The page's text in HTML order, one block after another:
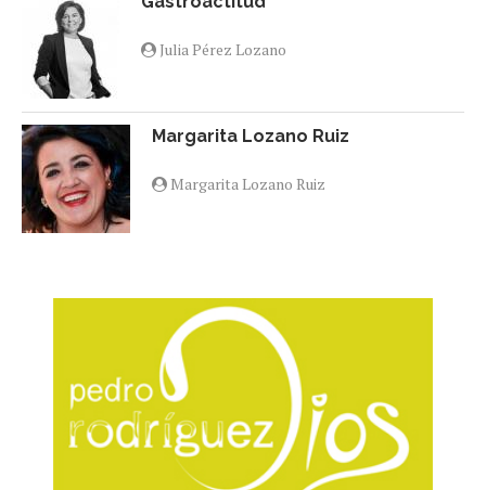
Julia Pérez Lozano
Margarita Lozano Ruiz
Margarita Lozano Ruiz